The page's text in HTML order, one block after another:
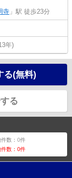
寺 」駅 徒歩23分
年)
る(無料)
る
件数：0件
件数：0件